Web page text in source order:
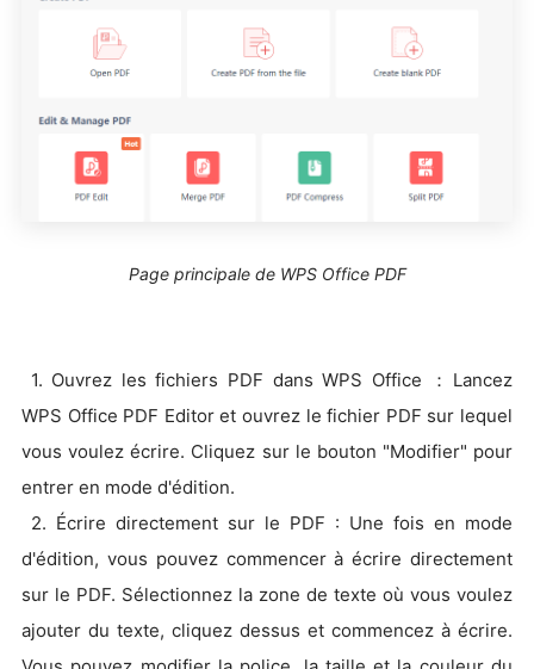
Page principale de WPS Office PDF
1. Ouvrez les fichiers PDF dans WPS Office ：Lancez
WPS Office PDF Editor et ouvrez le fichier PDF sur lequel
vous voulez écrire. Cliquez sur le bouton "Modifier" pour
entrer en mode d'édition.
2. Écrire directement sur le PDF : Une fois en mode
d'édition, vous pouvez commencer à écrire directement
sur le PDF. Sélectionnez la zone de texte où vous voulez
ajouter du texte, cliquez dessus et commencez à écrire.